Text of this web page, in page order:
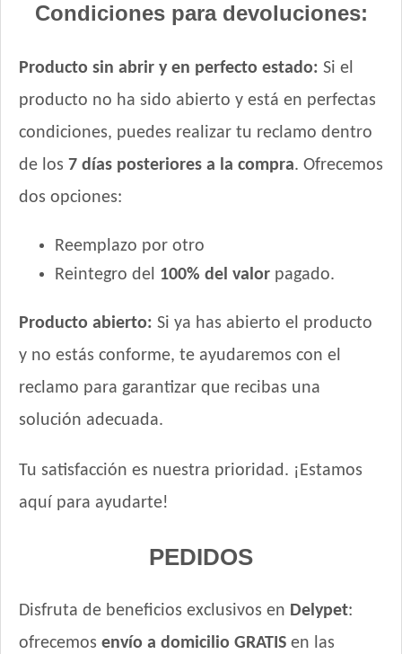
Condiciones para devoluciones:
Producto sin abrir y en perfecto estado: Si el
producto no ha sido abierto y está en perfectas
condiciones, puedes realizar tu reclamo dentro
de los 7 días posteriores a la compra. Ofrecemos
dos opciones:
Reemplazo por otro
Reintegro del 100% del valor pagado.
Producto abierto: Si ya has abierto el producto
y no estás conforme, te ayudaremos con el
reclamo para garantizar que recibas una
solución adecuada.
Tu satisfacción es nuestra prioridad. ¡Estamos
aquí para ayudarte!
PEDIDOS
Disfruta de beneficios exclusivos en Delypet:
ofrecemos envío a domicilio GRATIS en las